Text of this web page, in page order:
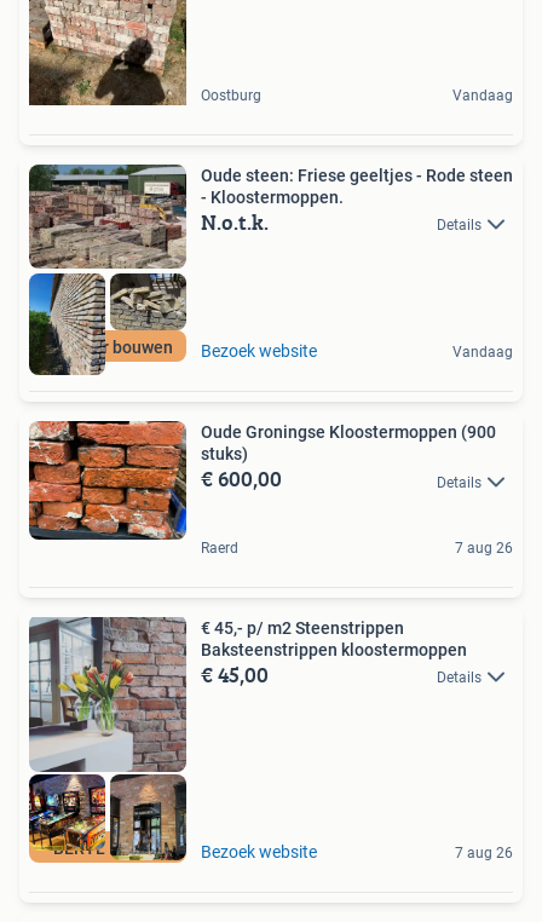
Oostburg Vandaag
Circulair bouwen
Oude steen: Friese geeltjes - Rode steen
- Kloostermoppen.
N.o.t.k. Details
Bezoek website Vandaag
Oude Groningse Kloostermoppen (900
stuks)
€ 600,00 Details
Raerd 7 aug 26
BERYL HOUSE
€ 45,- p/ m2 Steenstrippen
Baksteenstrippen kloostermoppen
€ 45,00 Details
Bezoek website 7 aug 26